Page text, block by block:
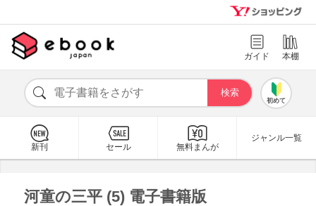
ガイド 本棚
初めて
新刊 セール 無料まんが
ジャンル一覧
河童の三平 (5) 電子書籍版